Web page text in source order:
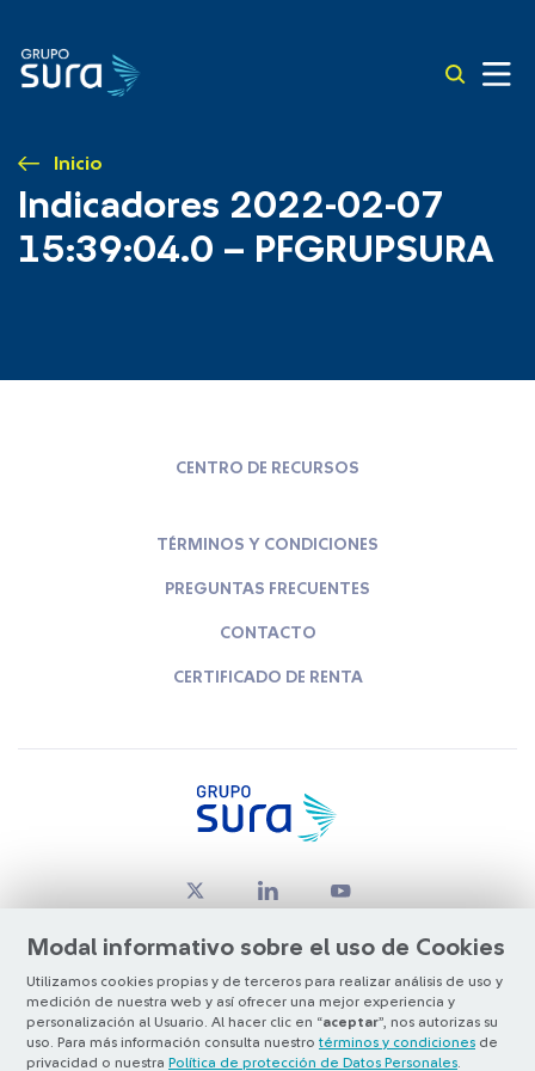
Inicio
Indicadores 2022-02-07
15:39:04.0 – PFGRUPSURA
Modal informativo sobre el uso de Cookies
Utilizamos cookies propias y de terceros para realizar análisis de uso y
medición de nuestra web y así ofrecer una mejor experiencia y
personalización al Usuario. Al hacer clic en “aceptar”, nos autorizas su
uso. Para más información consulta nuestro términos y condiciones de
privacidad o nuestra Política de protección de Datos Personales
CENTRO DE RECURSOS
TÉRMINOS Y CONDICIONES
PREGUNTAS FRECUENTES
CONTACTO
CERTIFICADO DE RENTA
© Copyright Grupo SURA 2026